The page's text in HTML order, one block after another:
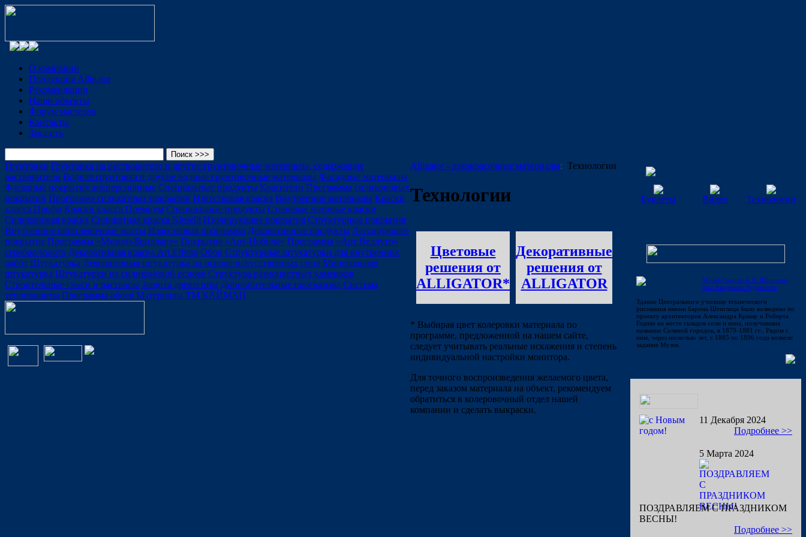
О компании
Продукция Alligator
Рекомендации
Наши объекты
Форум мастеров
Контакты
Заказать
Грунтовки Грунтовка на растворителе и другие грунтовочные материалы, содержащие
растворители Водная грунтовка и другие водные грунтовочные материалы Фасадные материалы
Фасадные покрытия дисперсионные Специальные продукты Красители Программа силиконовых
покрытий Программа силикатных покрытий Известковая краска Внутренние материалы Краски
класса Профи Краски класса Премиум Специальные продукты Стеновые матовые краски
Силиконовая краска Силикатная краска Kieselit Изолирующие покрытия Структурные покрытия
Внутренние шпатлевочные массы Известковая программа Декоративные продукты Лессирующее
покрытие Программа «Мульти-Бриллант» Покрытие «Арт-Нобиле» Программа «Арт Веллуто»
серебро/золото Декоративная краска Art Effetto Обои Структурные штукатурки для внутренних
работ Штукатурка Декоративная штукатурка на основе искусственных смол Минеральная
штукатурка Штукатурки на силиконовой основе Структура разноцветных камешков
Строительные смеси и растворы Защита древесины Дополнительные программы Система
теплозащиты Программа обоев Материалы ТМ КАЙМАН
Alligator - лакокрасочные материалы: Технологии
Технологии
Цветовые
решения от
ALLIGATOR*
Декоративные
решения от
ALLIGATOR
* Выбирая цвет колеровки материала по
программе, предложенной на нашем сайте,
следует учитывать реальные искажения и степень
индивидуальной настройки монитора.
Для точного воспроизведения желаемого цвета,
перед заказом материала на объект, рекомендуем
обратиться в колеровочный отдел нашей
компании и сделать выкраски.
Буклеты Видео Технологии
Музей барона А.Л. Штиглица
при Академии Художеств
Здание Центрального училище технического
рисования имени барона Штиглица было возведено по
проекту архитекторов Александра Кракау и Роберта
Гедике на месте складов соли и вина, получивших
название Соляной городок, в 1879-1881 гг.. Рядом с
ним, через несколько лет, с 1885 по 1896 года возвели
задание Музея.
11 Декабря 2024
Подробнее >>
5 Марта 2024
ПОЗДРАВЛЯЕМ С ПРАЗДНИКОМ
ВЕСНЫ!
Подробнее >>